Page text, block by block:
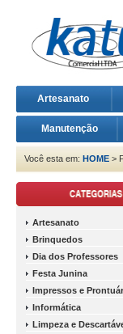
Artesanato
Manutenção
Você esta em: HOME >
Artesanato
Brinquedos
Dia dos Professores
Festa Junina
Impressos e
Informática
Limpeza e